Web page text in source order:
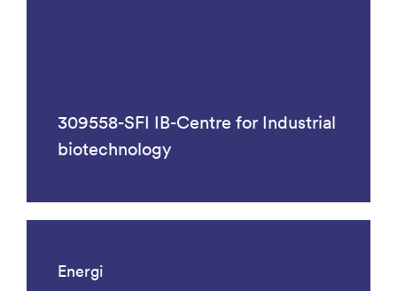
309558-SFI IB-Centre for Industrial
biotechnology
Energi